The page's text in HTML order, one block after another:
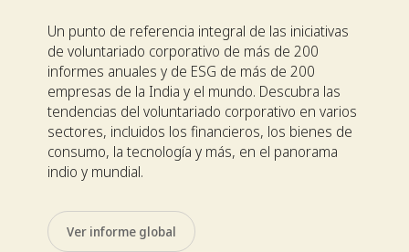
Un punto de referencia integral de las iniciativas
de voluntariado corporativo de más de 200
informes anuales y de ESG de más de 200
empresas de la India y el mundo. Descubra las
tendencias del voluntariado corporativo en varios
sectores, incluidos los financieros, los bienes de
consumo, la tecnología y más, en el panorama
indio y mundial.
Ver informe global